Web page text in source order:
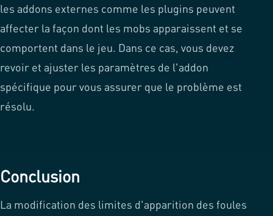
les addons externes comme les plugins peuvent
affecter la façon dont les mobs apparaissent et se
comportent dans le jeu. Dans ce cas, vous devez
revoir et ajuster les paramètres de l'addon
spécifique pour vous assurer que le problème est
résolu.
Conclusion
La modification des limites d'apparition des foules